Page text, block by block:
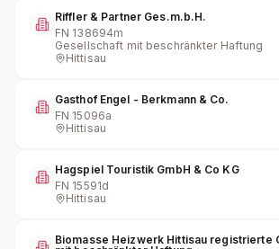
Riffler & Partner Ges.m.b.H.
FN 138694m
Gesellschaft mit beschränkter Haftung
Hittisau
Gasthof Engel - Berkmann & Co.
FN 15096a
Hittisau
Hagspiel Touristik GmbH & Co KG
FN 15591d
Hittisau
Biomasse Heizwerk Hittisau registrierte